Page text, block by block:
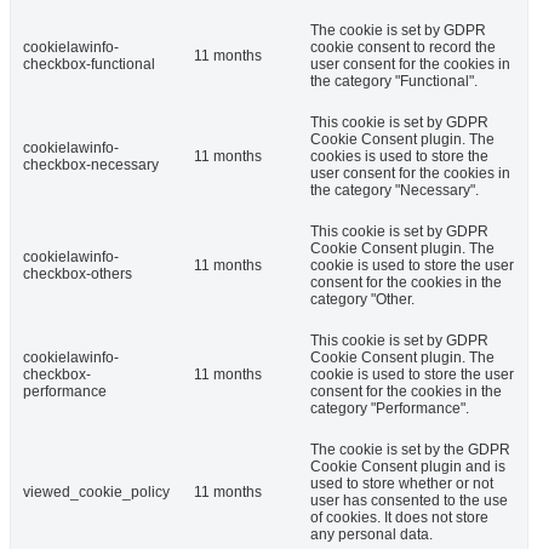
cookielawinfo-
checkbox-functional
11 months
The cookie is set by GDPR
cookie consent to record the
user consent for the cookies in
the category "Functional".
cookielawinfo-
checkbox-necessary
11 months
This cookie is set by GDPR
Cookie Consent plugin. The
cookies is used to store the
user consent for the cookies in
the category "Necessary".
cookielawinfo-
checkbox-others
11 months
This cookie is set by GDPR
Cookie Consent plugin. The
cookie is used to store the user
consent for the cookies in the
category "Other.
cookielawinfo-
checkbox-
performance
11 months
This cookie is set by GDPR
Cookie Consent plugin. The
cookie is used to store the user
consent for the cookies in the
category "Performance".
viewed_cookie_policy 11 months
The cookie is set by the GDPR
Cookie Consent plugin and is
used to store whether or not
user has consented to the use
of cookies. It does not store
any personal data.